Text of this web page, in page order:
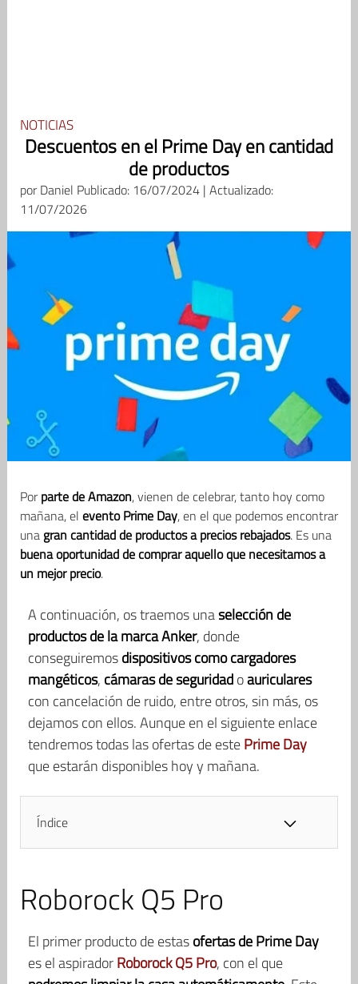
NOTICIAS
Descuentos en el Prime Day en cantidad
de productos
porDaniel Publicado: 16/07/2024 | Actualizado:
11/07/2026
Porparte de Amazon, vienen de celebrar, tanto hoy como
mañana, el evento Prime Day, en el que podemos encontrar
una gran cantidad de productos a precios rebajados. Es una
buena oportunidad de comprar aquello que necesitamos a
un mejor precio.
A continuación, os traemos unaselección de
productos de la marca Anker, donde
conseguiremosdispositivos como cargadores
mangéticos, cámaras de seguridadoauriculares
con cancelación de ruido, entre otros, sin más, os
dejamos con ellos. Aunque en el siguiente enlace
tendremos todas las ofertas de estePrime Day
que estarán disponibles hoy y mañana.
Índice
Roborock Q5 Pro
El primer producto de estasofertas de Prime Day
es el aspiradorRoborock Q5 Pro, con el que